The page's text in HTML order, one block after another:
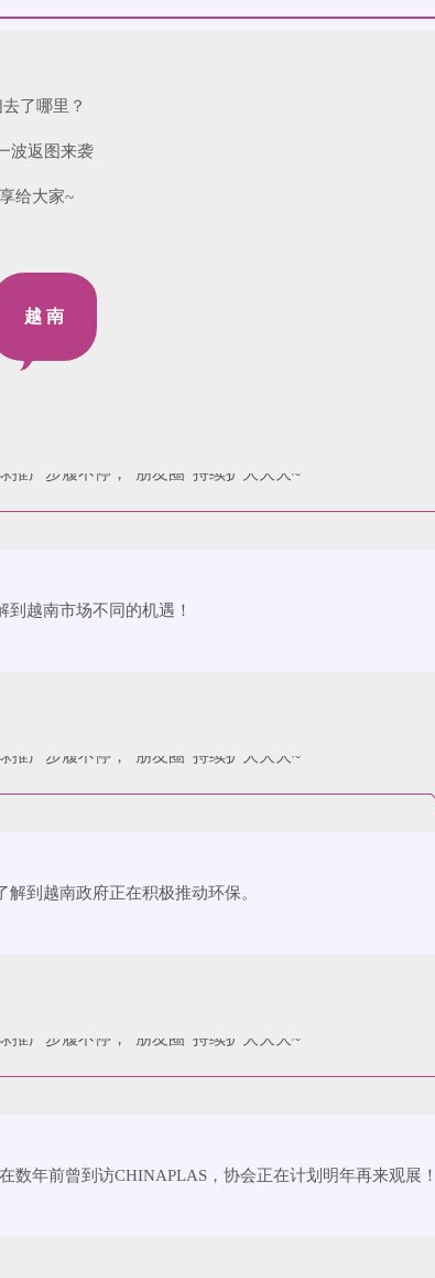
了哪里？
波返图来袭
给大家~
越 南
越南市场不同的机遇！
解到越南政府正在积极推动环保。
在数年前曾到访CHINAPLAS，协会正在计划明年再来观展！